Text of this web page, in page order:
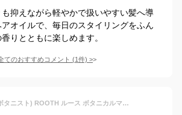
抑えながら軽やかで扱いやすい髪へ導
オイルで、毎日のスタイリングをふん
りとともに楽しめます。
てのおすすめコメント (1件) >
BOTANIST (ボタニスト) ROOTH ルース ボタニカルマルチオイル 60ml ヘアスタイリングオイル ヘアオイル 地肌ケア